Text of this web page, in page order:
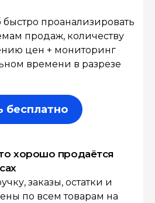
быстро проанализировать
продаж, количеству
цен + мониторинг
времени в разрезе
бесплатно
хорошо продаётся
заказы, остатки и
по всем товарам на